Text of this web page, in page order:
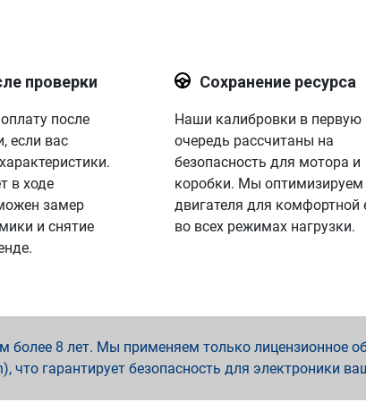
проверки
после
если вас
в ходе
замер
и снятие
Сохранение ресурса
Наши калибровки в первую
очередь рассчитаны на
безопасность для мотора и
коробки. Мы оптимизируем
двигателя для комфортной
во всех режимах нагрузки.
8 лет. Мы применяем только лицензионное
что гарантирует безопасность для электроники